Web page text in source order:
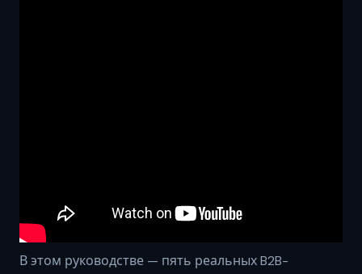
В этом руководстве — пять реальных B2B-